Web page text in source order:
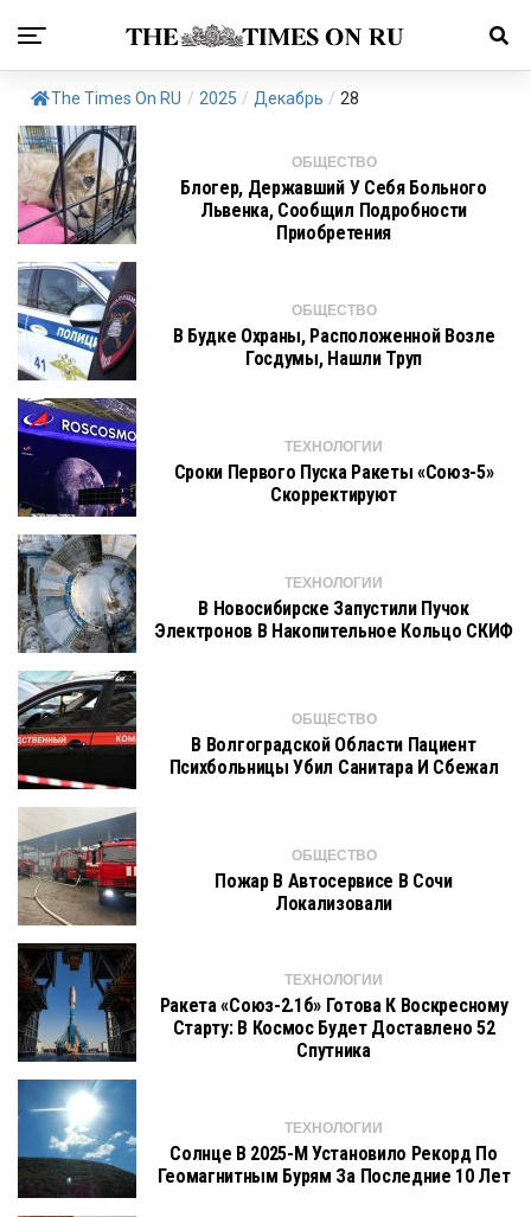
The Times On RU / 2025 / Декабрь / 28
ОБЩЕСТВО
Блогер, Державший У Себя Больного
Львенка, Сообщил Подробности
Приобретения
ОБЩЕСТВО
В Будке Охраны, Расположенной Возле
Госдумы, Нашли Труп
ТЕХНОЛОГИИ
Сроки Первого Пуска Ракеты «Союз-5»
Скорректируют
ТЕХНОЛОГИИ
В Новосибирске Запустили Пучок
Электронов В Накопительное Кольцо СКИФ
ОБЩЕСТВО
В Волгоградской Области Пациент
Психбольницы Убил Санитара И Сбежал
ОБЩЕСТВО
Пожар В Автосервисе В Сочи
Локализовали
ТЕХНОЛОГИИ
Ракета «Союз-2.1б» Готова К Воскресному
Старту: В Космос Будет Доставлено 52
Спутника
ТЕХНОЛОГИИ
Солнце В 2025-М Установило Рекорд По
Геомагнитным Бурям За Последние 10 Лет